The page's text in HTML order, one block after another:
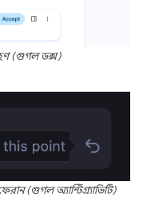
(গুগল ডক্স)
(গুগল অ্যান্টিগ্র্যাভিটি)